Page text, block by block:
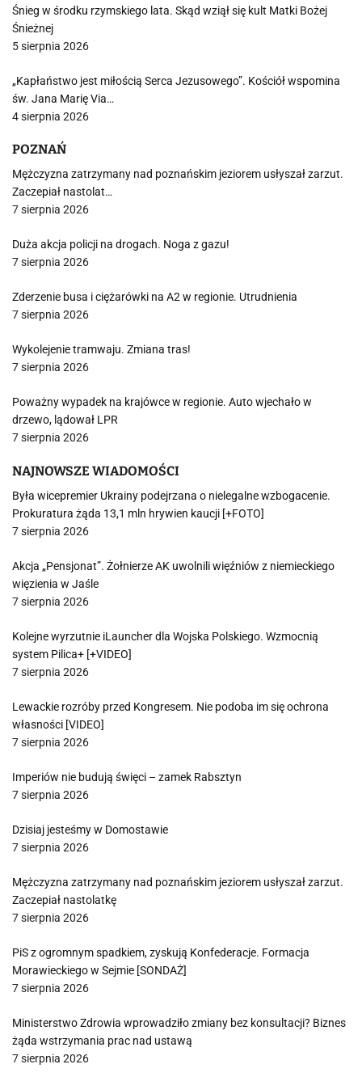
Śnieg w środku rzymskiego lata. Skąd wziął się kult Matki Bożej
Śnieżnej
5 sierpnia 2026
„Kapłaństwo jest miłością Serca Jezusowego”. Kościół wspomina
św. Jana Marię Via…
4 sierpnia 2026
POZNAŃ
Mężczyzna zatrzymany nad poznańskim jeziorem usłyszał zarzut.
Zaczepiał nastolat…
7 sierpnia 2026
Duża akcja policji na drogach. Noga z gazu!
7 sierpnia 2026
Zderzenie busa i ciężarówki na A2 w regionie. Utrudnienia
7 sierpnia 2026
Wykolejenie tramwaju. Zmiana tras!
7 sierpnia 2026
Poważny wypadek na krajówce w regionie. Auto wjechało w
drzewo, lądował LPR
7 sierpnia 2026
NAJNOWSZE WIADOMOŚCI
Była wicepremier Ukrainy podejrzana o nielegalne wzbogacenie.
Prokuratura żąda 13,1 mln hrywien kaucji [+FOTO]
7 sierpnia 2026
Akcja „Pensjonat”. Żołnierze AK uwolnili więźniów z niemieckiego
więzienia w Jaśle
7 sierpnia 2026
Kolejne wyrzutnie iLauncher dla Wojska Polskiego. Wzmocnią
system Pilica+ [+VIDEO]
7 sierpnia 2026
Lewackie rozróby przed Kongresem. Nie podoba im się ochrona
własności [VIDEO]
7 sierpnia 2026
Imperiów nie budują święci – zamek Rabsztyn
7 sierpnia 2026
Dzisiaj jesteśmy w Domostawie
7 sierpnia 2026
Mężczyzna zatrzymany nad poznańskim jeziorem usłyszał zarzut.
Zaczepiał nastolatkę
7 sierpnia 2026
PiS z ogromnym spadkiem, zyskują Konfederacje. Formacja
Morawieckiego w Sejmie [SONDAŻ]
7 sierpnia 2026
Ministerstwo Zdrowia wprowadziło zmiany bez konsultacji? Biznes
żąda wstrzymania prac nad ustawą
7 sierpnia 2026